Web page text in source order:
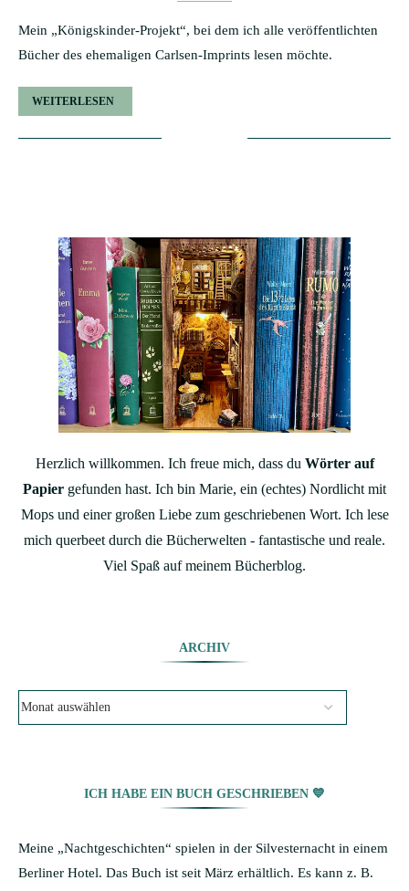
Mein „Königskinder-Projekt“, bei dem ich alle veröffentlichten
Bücher des ehemaligen Carlsen-Imprints lesen möchte.
WEITERLESEN
Herzlich willkommen. Ich freue mich, dass du Wörter auf
Papier gefunden hast. Ich bin Marie, ein (echtes) Nordlicht mit
Mops und einer großen Liebe zum geschriebenen Wort. Ich lese
mich querbeet durch die Bücherwelten - fantastische und reale.
Viel Spaß auf meinem Bücherblog.
ARCHIV
ICH HABE EIN BUCH GESCHRIEBEN 💙
Meine „Nachtgeschichten“ spielen in der Silvesternacht in einem
Berliner Hotel. Das Buch ist seit März erhältlich. Es kann z. B.